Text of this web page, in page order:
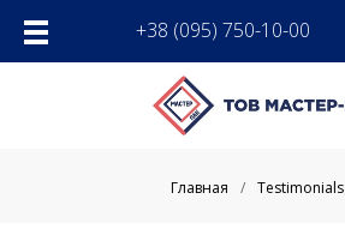
content
+38 (095) 750-10-00
Главная / Testimonials